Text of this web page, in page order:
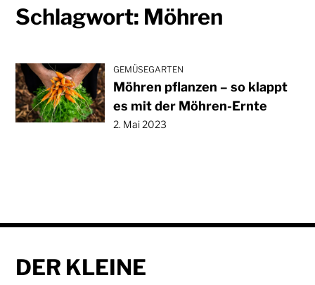
Schlagwort: Möhren
GEMÜSEGARTEN
Möhren pflanzen – so klappt
es mit der Möhren-Ernte
2. Mai 2023
DER KLEINE